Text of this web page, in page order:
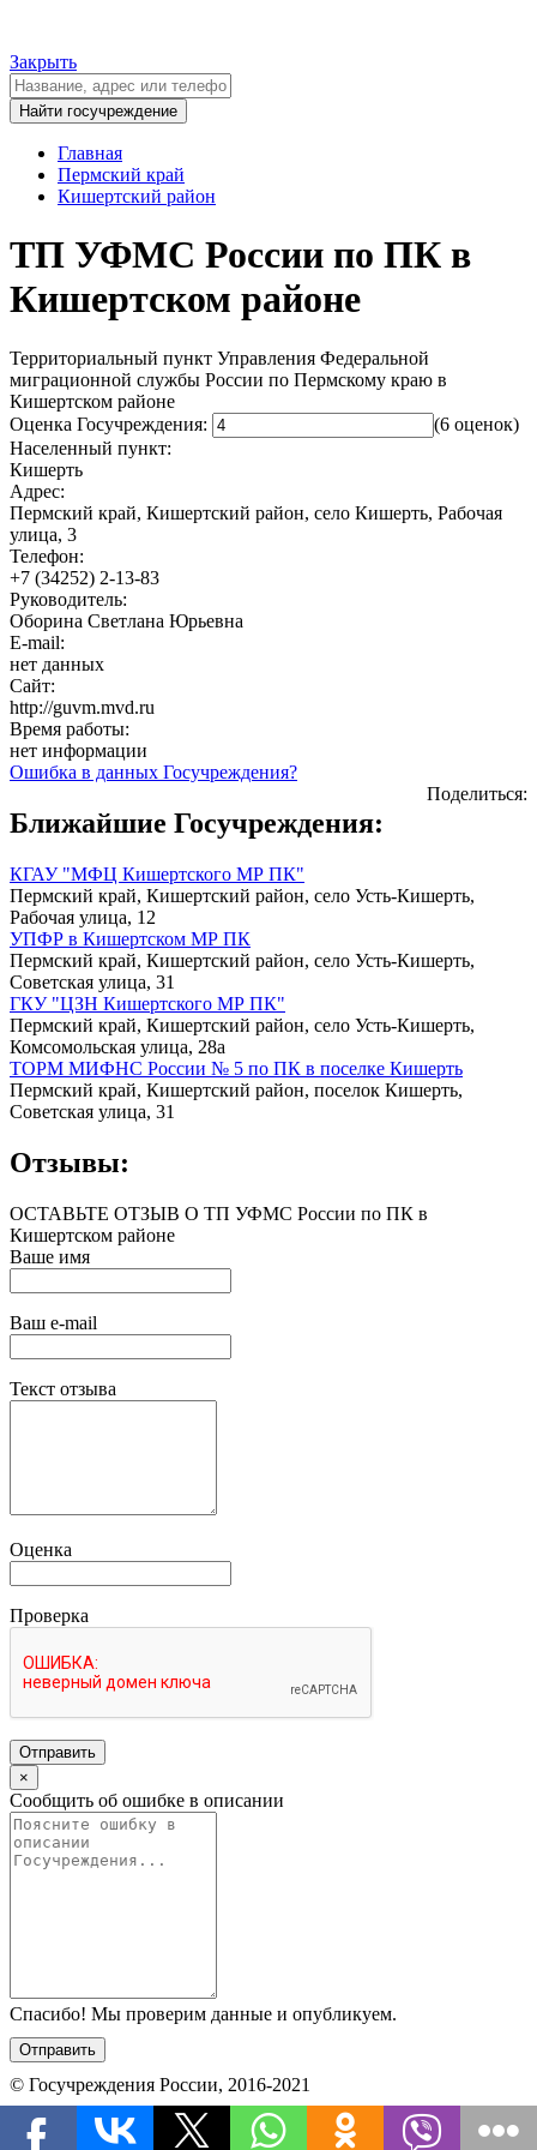
Закрыть
Главная
Пермский край
Кишертский район
ТП УФМС России по ПК в
Кишертском районе
Территориальный пункт Управления Федеральной
миграционной службы России по Пермскому краю в
Кишертском районе
Оценка Госучреждения:
(6 оценок)
Населенный пункт:
Кишерть
Адрес:
Пермский край, Кишертский район, село Кишерть, Рабочая
улица, 3
Телефон:
+7 (34252) 2-13-83
Руководитель:
Оборина Светлана Юрьевна
E-mail:
нет данных
Сайт:
http://guvm.mvd.ru
Время работы:
нет информации
Ошибка в данных Госучреждения?
Поделиться:
Ближайшие Госучреждения:
КГАУ "МФЦ Кишертского МР ПК"
Пермский край, Кишертский район, село Усть-Кишерть,
Рабочая улица, 12
УПФР в Кишертском МР ПК
Пермский край, Кишертский район, село Усть-Кишерть,
Советская улица, 31
ГКУ "ЦЗН Кишертского МР ПК"
Пермский край, Кишертский район, село Усть-Кишерть,
Комсомольская улица, 28а
ТОРМ МИФНС России № 5 по ПК в поселке Кишерть
Пермский край, Кишертский район, поселок Кишерть,
Советская улица, 31
Отзывы:
ОСТАВЬТЕ ОТЗЫВ О ТП УФМС России по ПК в
Кишертском районе
Ваше имя
Ваш e-mail
Текст отзыва
Оценка
Проверка
Отправить
×
Сообщить об ошибке в описании
Спасибо! Мы проверим данные и опубликуем.
Отправить
© Госучреждения России, 2016-2021